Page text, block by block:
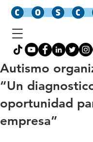
Autismo
“Un
oportunidad
empresa”